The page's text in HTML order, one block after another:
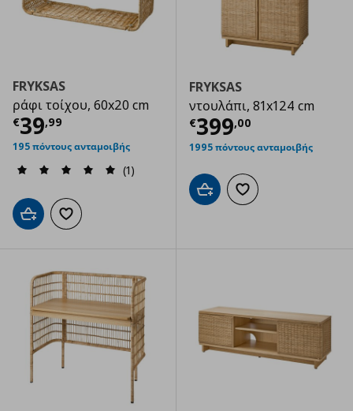
FRYKSAS
ράφι τοίχου, 60x20 cm
€39,99
Τρέχουσα τιμή € 39,99
195 πόντους ανταμοιβής
(1)
Προσθήκη στο καλάθι
Προσθήκη στα αγαπημένα
FRYKSAS
ντουλάπι, 81x124 cm
€399,00
Τρέχουσα
1995 πόντους ανταμοιβής
Προσθήκη στο καλάθι
Προσθήκη στα